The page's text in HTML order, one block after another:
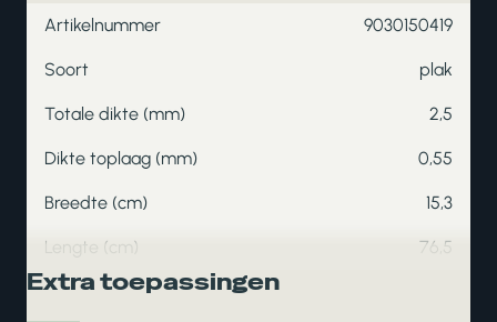
Artikelnummer 9030150419
Soort plak
Totale dikte (mm) 2,5
Dikte toplaag (mm) 0,55
Breedte (cm) 15,3
Lengte (cm) 76,5
Extra toepassingen